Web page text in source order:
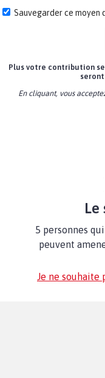
Sauvegarder ce moyen
Plus votre contribution
En cliquant, vous
Le
5 personnes
peuvent
Je ne souhaite